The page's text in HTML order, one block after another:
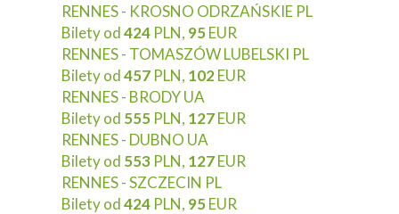
RENNES - KROSNO ODRZAŃSKIE PL
Bilety od424 PLN, 95EUR
RENNES - TOMASZÓW LUBELSKI PL
Bilety od457 PLN, 102EUR
RENNES - BRODY UA
Bilety od 555 PLN, 127EUR
RENNES - DUBNO UA
Bilety od 553 PLN, 127EUR
RENNES - SZCZECIN PL
Bilety od424 PLN, 95EUR